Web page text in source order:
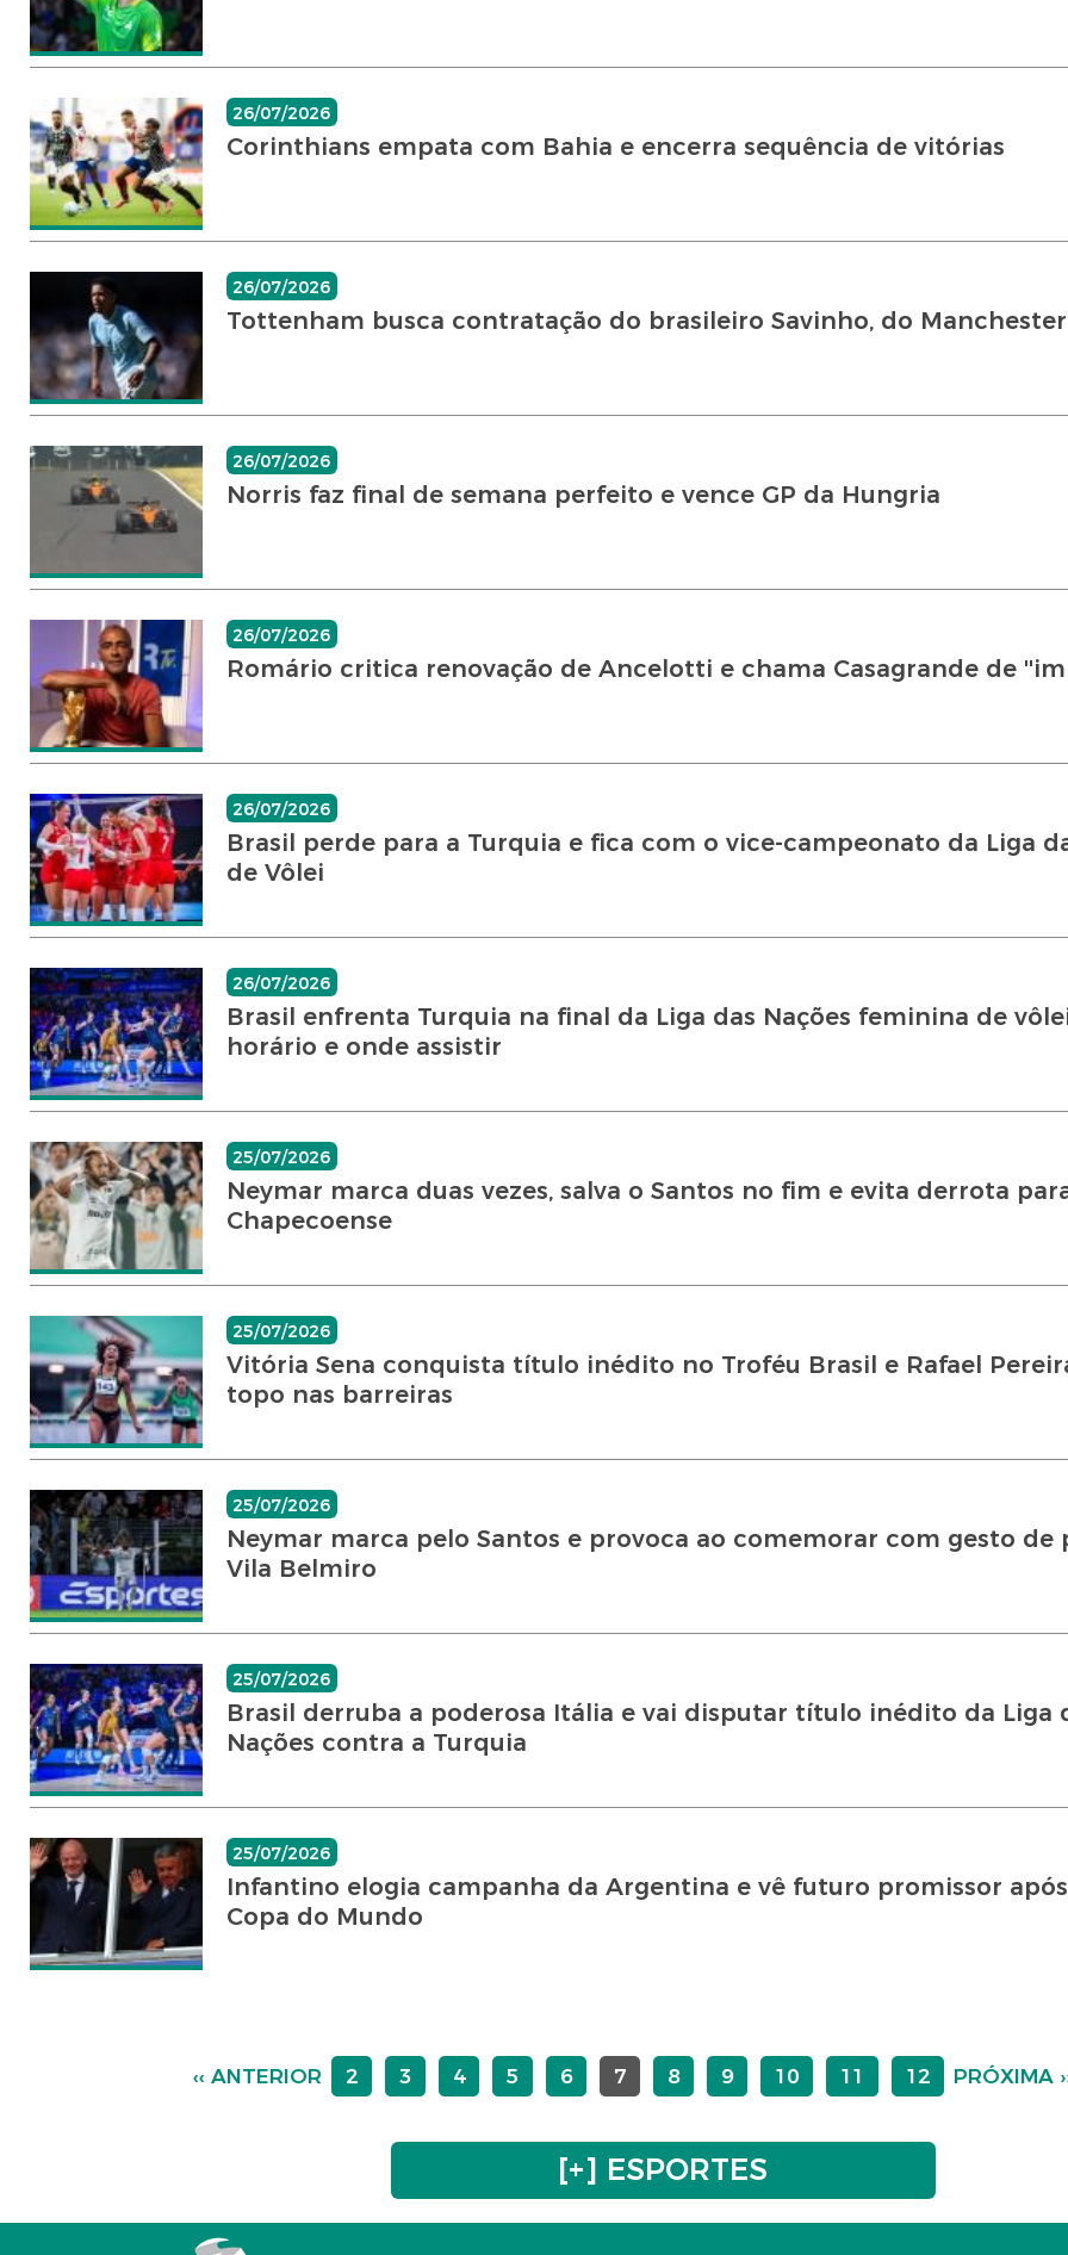
26/07/2026
Corinthians empata com Bahia e encerra sequência de vitórias
26/07/2026
Tottenham busca contratação do brasileiro Savinho, do
26/07/2026
Norris faz final de semana perfeito e vence GP da Hungria
26/07/2026
Romário critica renovação de Ancelotti e chama Casagrande de
26/07/2026
Brasil perde para a Turquia e fica com o vice-campeonato da Liga
de Vôlei
26/07/2026
Brasil enfrenta Turquia na final da Liga das Nações feminina de
horário e onde assistir
25/07/2026
Neymar marca duas vezes, salva o Santos no fim e evita derrota
Chapecoense
25/07/2026
Vitória Sena conquista título inédito no Troféu Brasil e Rafael
topo nas barreiras
25/07/2026
Neymar marca pelo Santos e provoca ao comemorar com gesto de
Vila Belmiro
25/07/2026
Brasil derruba a poderosa Itália e vai disputar título inédito da Liga
Nações contra a Turquia
25/07/2026
Infantino elogia campanha da Argentina e vê futuro promissor
Copa do Mundo
‹‹ ANTERIOR 2 3 4 5 6 7 8 9 10 11 12 PRÓXIMA
[+] ESPORTES